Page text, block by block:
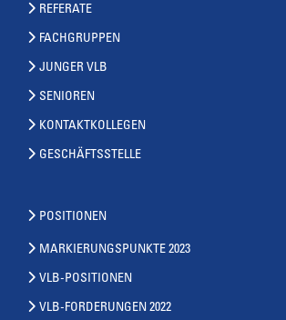
REFERATE
FACHGRUPPEN
JUNGER VLB
SENIOREN
KONTAKTKOLLEGEN
GESCHÄFTSSTELLE
POSITIONEN
MARKIERUNGSPUNKTE 2023
VLB-POSITIONEN
VLB-FORDERUNGEN 2022